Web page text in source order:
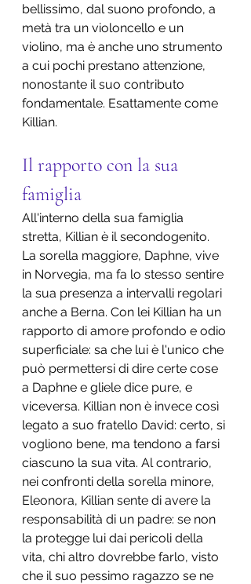
bellissimo, dal suono profondo, a
metà tra un violoncello e un
violino, ma è anche uno strumento
a cui pochi prestano attenzione,
nonostante il suo contributo
fondamentale. Esattamente come
Killian.
Il rapporto con la sua
famiglia
All'interno della sua famiglia
stretta, Killian è il secondogenito.
La sorella maggiore, Daphne, vive
in Norvegia, ma fa lo stesso sentire
la sua presenza a intervalli regolari
anche a Berna. Con lei Killian ha un
rapporto di amore profondo e odio
superficiale: sa che lui è l'unico che
può permettersi di dire certe cose
a Daphne e gliele dice pure, e
viceversa. Killian non è invece così
legato a suo fratello David: certo, si
vogliono bene, ma tendono a farsi
ciascuno la sua vita. Al contrario,
nei confronti della sorella minore,
Eleonora, Killian sente di avere la
responsabilità di un padre: se non
la protegge lui dai pericoli della
vita, chi altro dovrebbe farlo, visto
che il suo pessimo ragazzo se ne